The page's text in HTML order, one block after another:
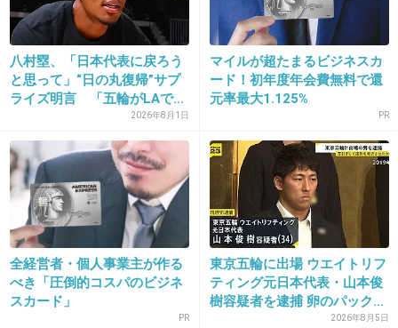
18. 匿名2015/07/20(月) 15:40:04
この機会に民間企業が夏を快適に過ごすための
開発を進めてくれるのはいいことだと思う。
でも問題は「官民」の「官」の方だよねえ…。
新国立みたいに税金の無駄遣いされそうで不
安。
19. 匿名2015/07/20(月) 15:40:16
水に濡らして首に巻くだけでひんやり涼しくな
八村塁、「日本代表に戻ろう
と思って」“日の丸復帰”サプ
ライズ明言 「五輪がLAで...
2026年8月1日
マイルが超たまるビジネスカ
ード！初年度年会費無料で還
元率最大1.125%
PR
全経営者・個人事業主が作る
べき「圧倒的コスパのビジネ
スカード」
PR
東京五輪に出場 ウエイトリフ
ティング元日本代表・山本俊
樹容疑者を逮捕 卵のパック...
2026年8月5日